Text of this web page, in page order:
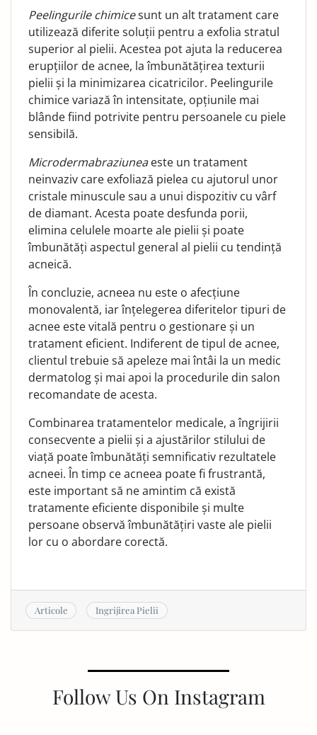
Peelingurile chimicesunt un alt tratament care
utilizează diferite soluții pentru a exfolia stratul
superior al pielii. Acestea pot ajuta la reducerea
erupțiilor de acnee, la îmbunătățirea texturii
pielii și la minimizarea cicatricilor. Peelingurile
chimice variază în intensitate, opțiunile mai
blânde fiind potrivite pentru persoanele cu piele
sensibilă.
Microdermabraziuneaeste un tratament
neinvaziv care exfoliază pielea cu ajutorul unor
cristale minuscule sau a unui dispozitiv cu vârf
de diamant. Acesta poate desfunda porii,
elimina celulele moarte ale pielii și poate
îmbunătăți aspectul general al pielii cu tendință
acneică.
În concluzie, acneea nu este o afecțiune
monovalentă, iar înțelegerea diferitelor tipuri de
acnee este vitală pentru o gestionare și un
tratament eficient. Indiferent de tipul de acnee,
clientul trebuie să apeleze mai întâi la un medic
dermatolog și mai apoi la procedurile din salon
recomandate de acesta.
Combinarea tratamentelor medicale, a îngrijirii
consecvente a pielii și a ajustărilor stilului de
viață poate îmbunătăți semnificativ rezultatele
acneei. În timp ce acneea poate fi frustrantă,
este important să ne amintim că există
tratamente eficiente disponibile și multe
persoane observă îmbunătățiri vaste ale pielii
lor cu o abordare corectă.
Articole Ingrijirea Pielii
Follow Us On Instagram